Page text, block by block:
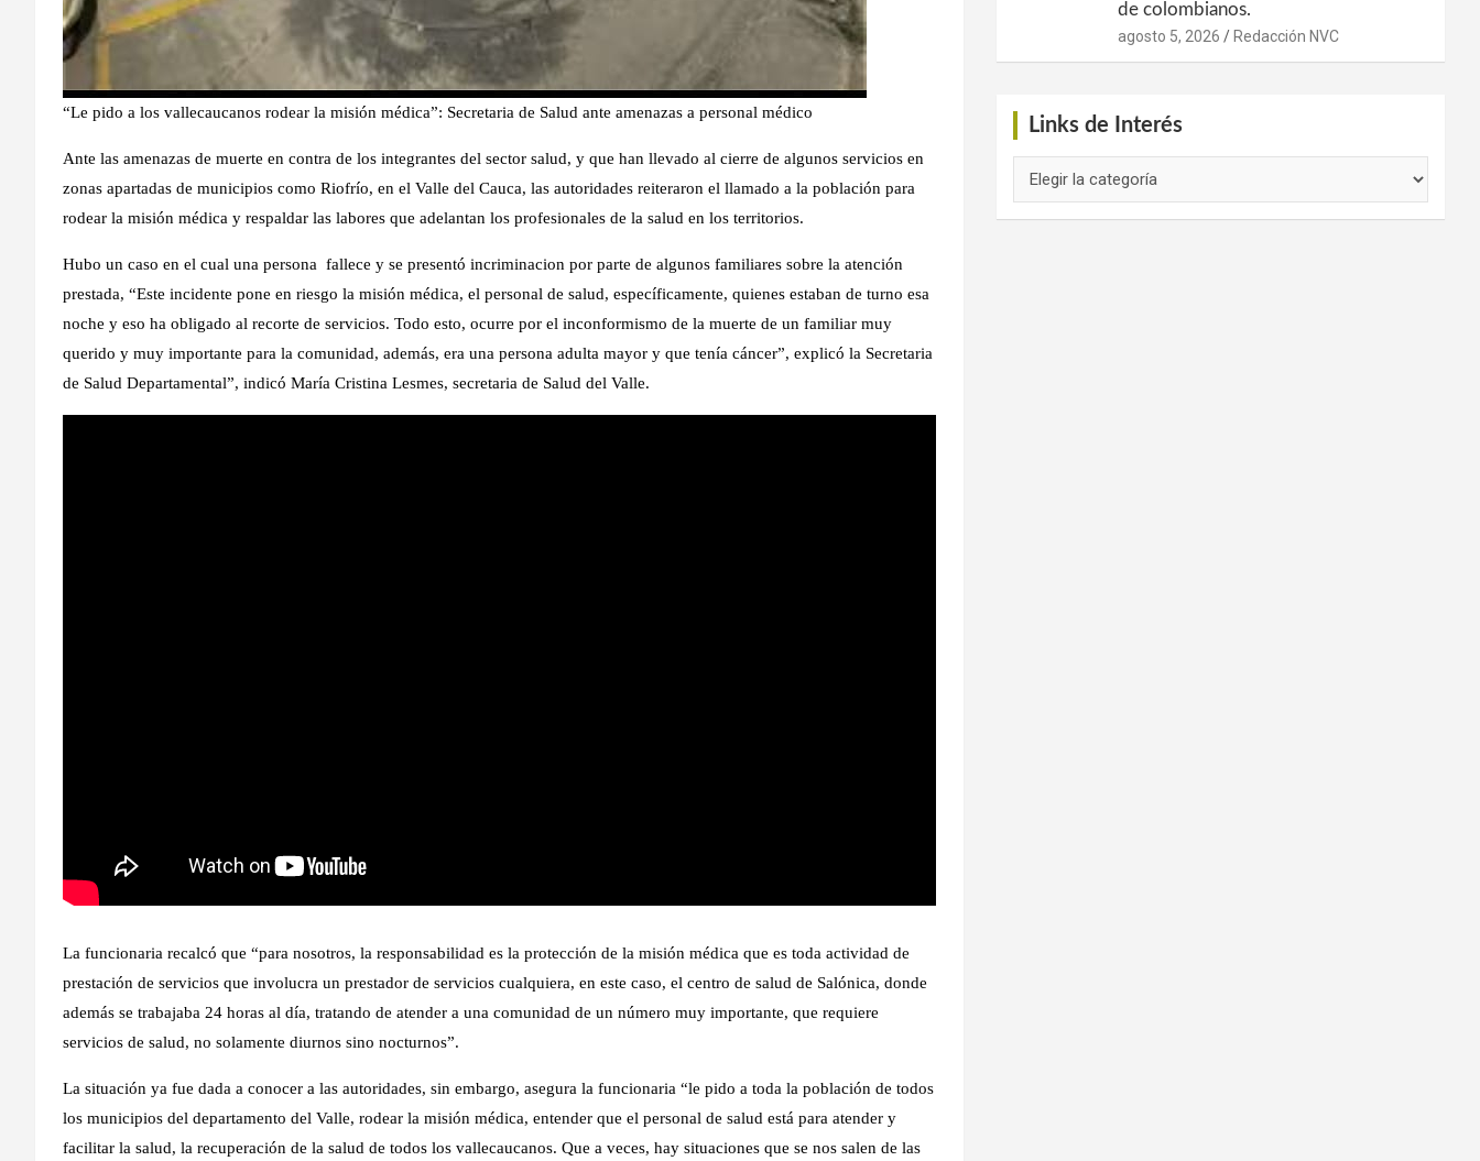
“Le pido a los vallecaucanos rodear la misión médica”: Secretaria de Salud ante amenazas a personal médico
Ante las amenazas de muerte en contra de los integrantes del sector salud, y que han llevado al cierre de algunos servicios en
zonas apartadas de municipios como Riofrío, en el Valle del Cauca, las autoridades reiteraron el llamado a la población para
rodear la misión médica y respaldar las labores que adelantan los profesionales de la salud en los territorios.
Hubo un caso en el cual una persona fallece y se presentó incriminacion por parte de algunos familiares sobre la atención
prestada, “Este incidente pone en riesgo la misión médica, el personal de salud, específicamente, quienes estaban de turno esa
noche y eso ha obligado al recorte de servicios. Todo esto, ocurre por el inconformismo de la muerte de un familiar muy
querido y muy importante para la comunidad, además, era una persona adulta mayor y que tenía cáncer”, explicó la Secretaria
de Salud Departamental”, indicó María Cristina Lesmes, secretaria de Salud del Valle.
La funcionaria recalcó que “para nosotros, la responsabilidad es la protección de la misión médica que es toda actividad de
prestación de servicios que involucra un prestador de servicios cualquiera, en este caso, el centro de salud de Salónica, donde
además se trabajaba 24 horas al día, tratando de atender a una comunidad de un número muy importante, que requiere
servicios de salud, no solamente diurnos sino nocturnos”.
La situación ya fue dada a conocer a las autoridades, sin embargo, asegura la funcionaria “le pido a toda la población de todos
los municipios del departamento del Valle, rodear la misión médica, entender que el personal de salud está para atender y
facilitar la salud, la recuperación de la salud de todos los vallecaucanos. Que a veces, hay situaciones que se nos salen de las
de colombianos.
agosto 5, 2026 Redacción NVC
Links de Interés
de